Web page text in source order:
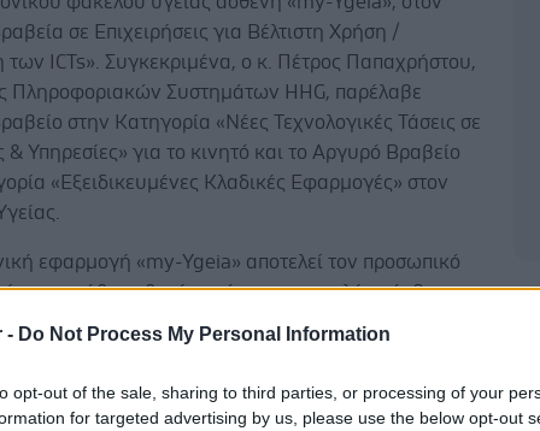
- Do Not Process My Personal Information
opt-out of the sale, sharing to third parties, or processing of your
for targeted advertising by us, please use the below opt-out
σε Επιχειρήσεις για Βέλτιστη Χρήση /
των ICTs». Συγκεκριμένα, ο κ. Πέτρος Παπαχρήστου,
Πληροφοριακών Συστημάτων HHG, παρέλαβε
στην Κατηγορία «Νέες Τεχνολογικές Τάσεις σε
Υπηρεσίες» για το κινητό και το Αργυρό Βραβείο
«Εξειδικευμένες Κλαδικές Εφαρμογές» στον
εφαρμογή «my-Ygeia» αποτελεί τον προσωπικό
για κάθε ασθενή, με άμεση και απλή πρόσβαση
του αρχεία από τα θεραπευτήρια του Ομίλου HHG
Inter Clinic), καθώς και τα διαγνωστικά κέντρα